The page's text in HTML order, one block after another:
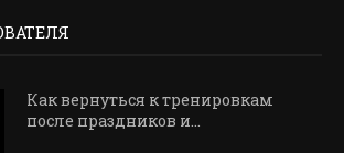
Как вернуться к тренировкам
после праздников и...